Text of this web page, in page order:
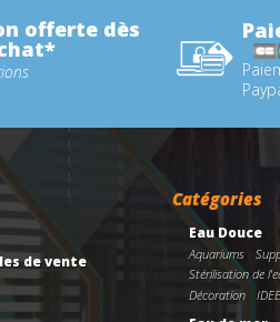
offerte dès
de vente
Catégories
Eau Douce
Aquariums
Stérilisation de
Décoration